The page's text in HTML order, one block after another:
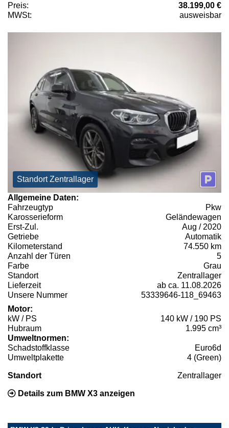
Preis:
38.199,00 €
MWSt:
ausweisbar
Standort Zentrallager
Allgemeine Daten:
Fahrzeugtyp
Pkw
Karosserieform
Geländewagen
Erst-Zul.
Aug / 2020
Getriebe
Automatik
Kilometerstand
74.550 km
Anzahl der Türen
5
Farbe
Grau
Standort
Zentrallager
Lieferzeit
ab ca. 11.08.2026
Unsere Nummer
53339646-118_69463
Motor:
kW / PS
140 kW / 190 PS
Hubraum
1.995 cm³
Umweltnormen:
Schadstoffklasse
Euro6d
Umweltplakette
4 (Green)
Standort Zentrallager
Details zum BMW X3 anzeigen